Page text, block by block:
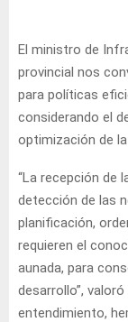
El ministro de
provincial nos
para políticas
considerando el
optimización de
“La recepción de
detección de las
planificación,
requieren el
aunada, para
desarrollo”,
entendimiento,